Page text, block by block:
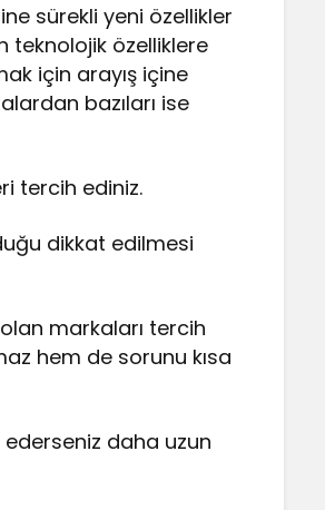
sürekli yeni özellikler
teknolojik özelliklere
için arayış içine
bazıları ise
tercih ediniz.
dikkat edilmesi
markaları tercih
hem de sorunu kısa
daha uzun